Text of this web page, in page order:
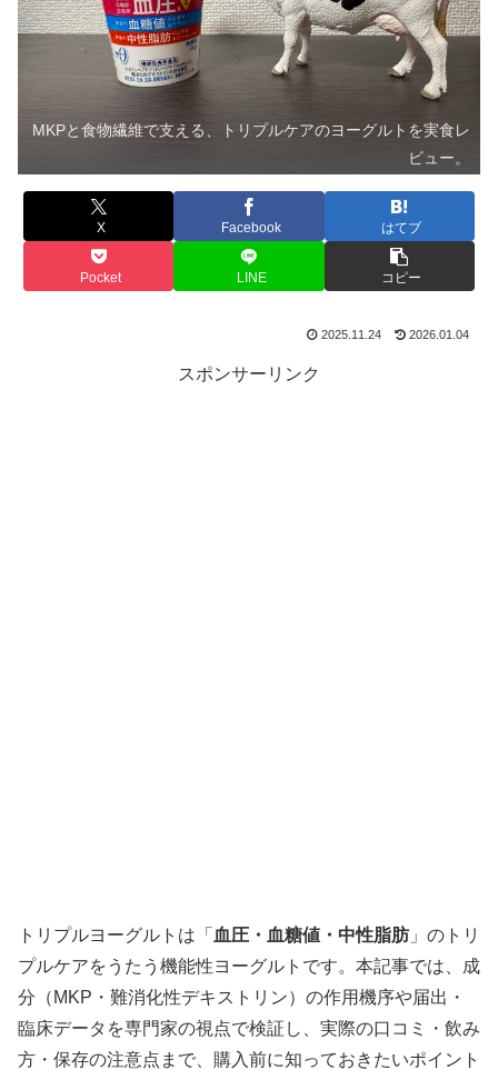
MKPと食物繊維で支える、トリプルケアのヨーグルトを実食レ
ビュー。
X Facebook はてブ
Pocket LINE コピー
2025.11.24 2026.01.04
スポンサーリンク
トリプルヨーグルトは「 血圧・血糖値・中性脂肪」のトリ
プルケアをうたう機能性ヨーグルトです。本記事では、成
分（MKP・難消化性デキストリン）の作用機序や届出・
臨床データを専門家の視点で検証し、実際の口コミ・飲み
方・保存の注意点まで、購入前に知っておきたいポイント